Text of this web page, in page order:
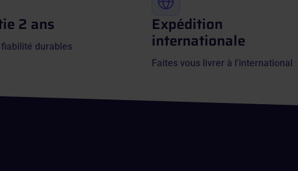
2 ans
durables
Expédition
internationale
Faites vous livrer à l'international